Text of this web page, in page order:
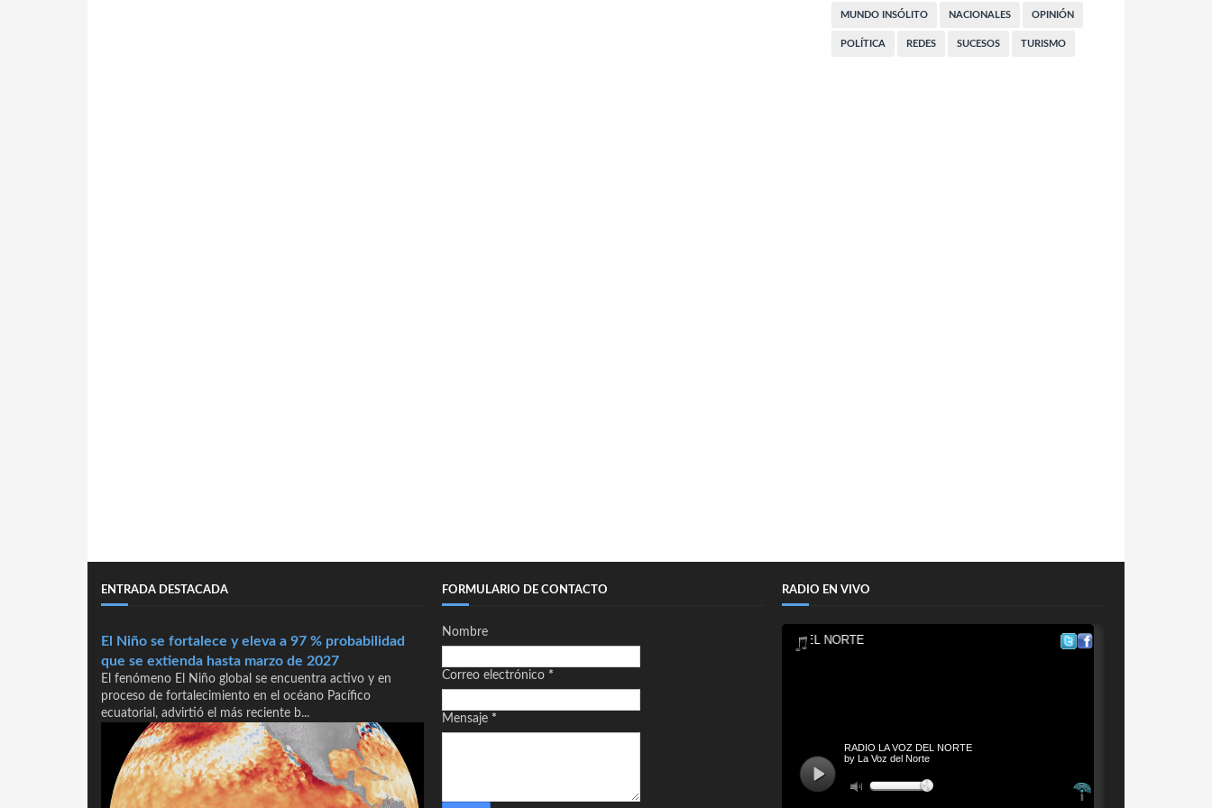
MUNDO INSÓLITO NACIONALES OPINIÓN
POLÍTICA REDES SUCESOS TURISMO
ENTRADA DESTACADA
El Niño se fortalece y eleva a 97 % probabilidad
que se extienda hasta marzo de 2027
El fenómeno El Niño global se encuentra activo y en
proceso de fortalecimiento en el océano Pacífico
ecuatorial, advirtió el más reciente b...
FORMULARIO DE CONTACTO
Nombre
Correo electrónico *
Mensaje *
RADIO EN VIVO